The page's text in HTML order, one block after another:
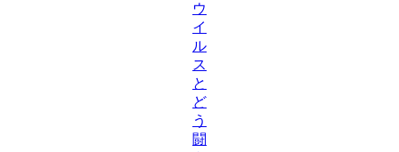
ウ
イ
ル
ス
と
ど
う
闘